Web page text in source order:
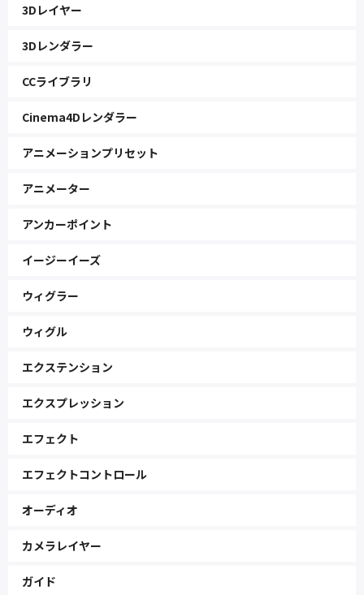
3Dレイヤー
3Dレンダラー
CCライブラリ
Cinema4Dレンダラー
アニメーションプリセット
アニメーター
アンカーポイント
イージーイーズ
ウィグラー
ウィグル
エクステンション
エクスプレッション
エフェクト
エフェクトコントロール
オーディオ
カメラレイヤー
ガイド